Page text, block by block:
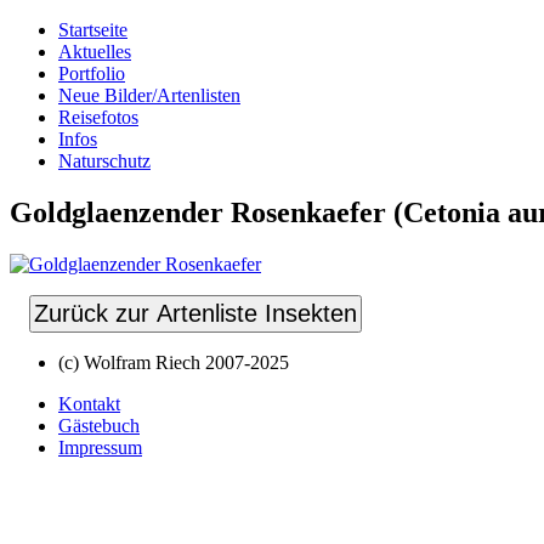
Startseite
Aktuelles
Portfolio
Neue Bilder/Artenlisten
Reisefotos
Infos
Naturschutz
Goldglaenzender Rosenkaefer (Cetonia
Zurück zur Artenliste Insekten
(c) Wolfram Riech 2007-2025
Kontakt
Gästebuch
Impressum